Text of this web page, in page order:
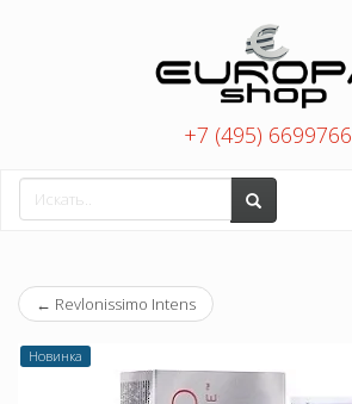
+7 (495) 6699766
← Revlonissimo Intens
Новинка